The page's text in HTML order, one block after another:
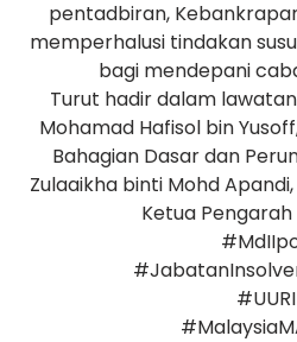
pentadbiran,
memperhalusi tindakan
bagi mendepani
Turut hadir dalam
Mohamad Hafisol bin
Bahagian Dasar dan
Zulaaikha binti Mohd
Ketua Pengarah
#UURI